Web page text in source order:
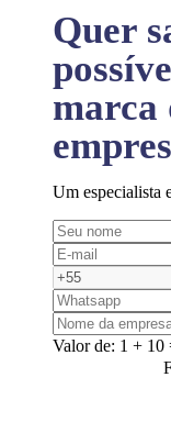
Quer
marca
Um especialista
Valor de: 1 + 10